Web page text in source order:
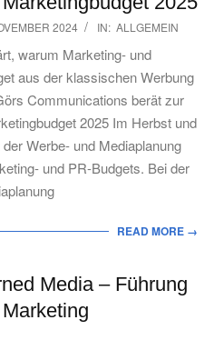
2024 IN: ALLGEMEIN
warum Marketing- und
aus der klassischen Werbung
Communications berät zur
2025 Im Herbst und
Werbe- und Mediaplanung
und PR-Budgets. Bei der
READ MORE →
Media – Führung